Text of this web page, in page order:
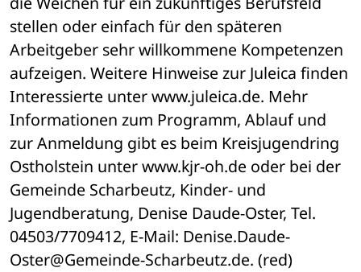
stellen oder einfach für den späteren
Arbeitgeber sehr willkommene Kompetenzen
aufzeigen. Weitere Hinweise zur Juleica finden
Interessierte unter www.juleica.de. Mehr
Informationen zum Programm, Ablauf und
zur Anmeldung gibt es beim Kreisjugendring
Ostholstein unter www.kjr-oh.de oder bei der
Gemeinde Scharbeutz, Kinder- und
Jugendberatung, Denise Daude-Oster, Tel.
04503/7709412, E-Mail: Denise.Daude-
Oster@Gemeinde-Scharbeutz.de. (red)